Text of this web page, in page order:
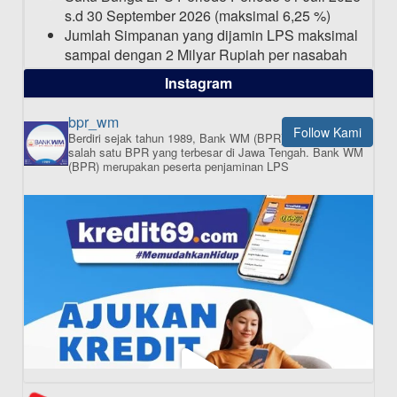
s.d 30 September 2026 (maksimal 6,25 %)
Jumlah Simpanan yang dijamin LPS maksimal
sampai dengan 2 Milyar Rupiah per nasabah
dalam satu bank
ISI APLIKASI SEKARANG
Instagram
Follow Kami
bpr_wm
Berdiri sejak tahun 1989, Bank WM (BPR) merupakan
salah satu BPR yang terbesar di Jawa Tengah.Bank WM
(BPR) merupakan peserta penjaminan LPS